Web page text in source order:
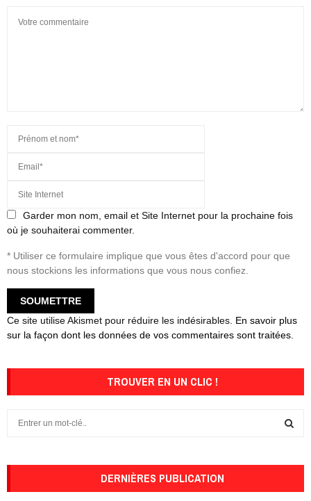
Garder mon nom, email et Site Internet pour la prochaine fois
où je souhaiterai commenter.
* Utiliser ce formulaire implique que vous êtes d'accord pour que
nous stockions les informations que vous nous confiez.
Ce site utilise Akismet pour réduire les indésirables. En savoir plus
sur la façon dont les données de vos commentaires sont traitées
TROUVER EN UN CLIC !
DERNIÈRES PUBLICATION